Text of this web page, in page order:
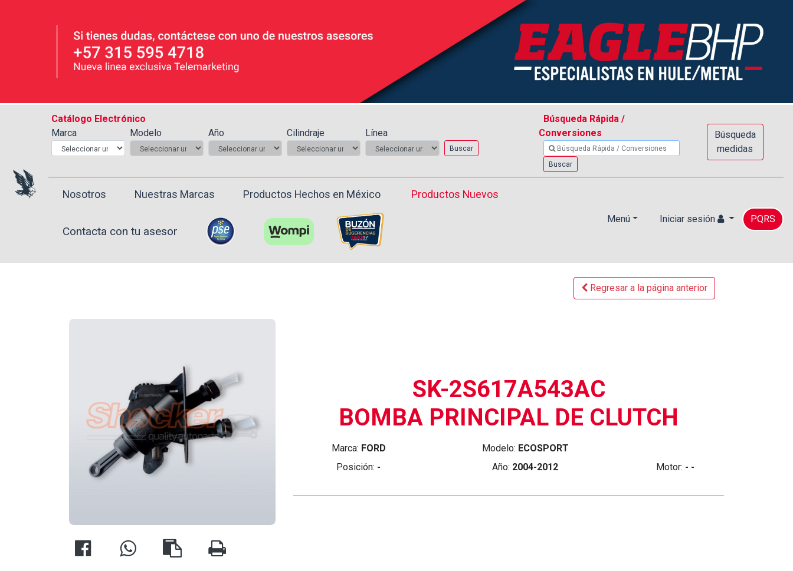
Catálogo Electrónico
Marca
Modelo Año Cilindraje Línea
Buscar
Búsqueda Rápida /
Conversiones
Buscar
Búsqueda
medidas
Nosotros Nuestras Marcas Productos Hechos en México ️ Productos Nuevos
Contacta con tu asesor
Menú Iniciar sesión PQRS
Regresar a la página anterior
SK-2S617A543AC
BOMBA PRINCIPAL DE CLUTCH
Marca: FORD Modelo: ECOSPORT
Posición: - Año: 2004-2012 Motor: - -